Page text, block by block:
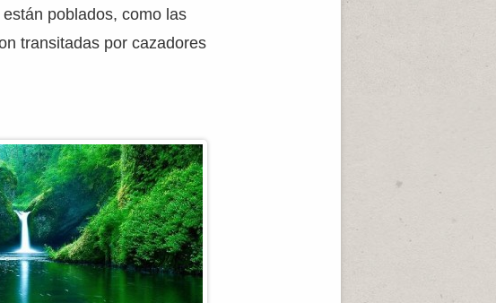
poblados, como las
transitadas por cazadores